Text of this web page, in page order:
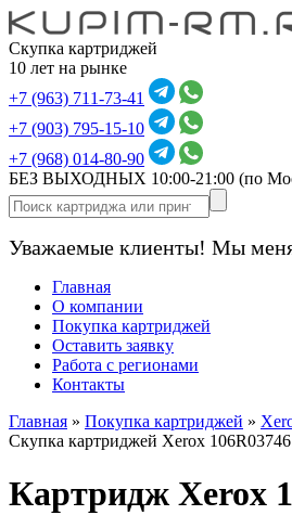
Скупка картриджей
10 лет на рынке
+7 (963) 711-73-41
+7 (903) 795-15-10
+7 (968) 014-80-90
БЕЗ ВЫХОДНЫХ 10:00-21:00 (по
Уважаемые клиенты! Мы
Главная
О компании
Покупка картриджей
Оставить заявку
Работа с регионами
Контакты
Главная » Покупка картриджей »
Скупка картриджей Xerox
Картридж Xerox